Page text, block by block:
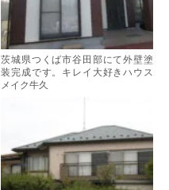
茨城県つくば市谷田部にて外壁塗
装完成です。キレイ大好きハウス
メイク牛久